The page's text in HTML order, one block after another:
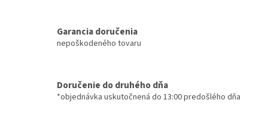
Garancia doručenia
nepoškodeného tovaru
Doručenie do druhého dňa
*objednávka uskutočnená do 13:00 predošlého dňa